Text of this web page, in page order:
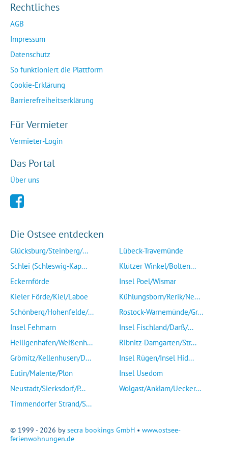
Rechtliches
AGB
Impressum
Datenschutz
So funktioniert die Plattform
Cookie-Erklärung
Barrierefreiheitserklärung
Für Vermieter
Vermieter-Login
Das Portal
Über uns
Die Ostsee entdecken
Glücksburg/Steinberg/...
Schlei (Schleswig-Kap...
Eckernförde
Kieler Förde/Kiel/Laboe
Schönberg/Hohenfelde/...
Insel Fehmarn
Heiligenhafen/Weißenh...
Grömitz/Kellenhusen/D...
Eutin/Malente/Plön
Neustadt/Sierksdorf/P...
Timmendorfer Strand/S...
Lübeck-Travemünde
Klützer Winkel/Bolten...
Insel Poel/Wismar
Kühlungsborn/Rerik/Ne...
Rostock-Warnemünde/Gr...
Insel Fischland/Darß/...
Ribnitz-Damgarten/Str...
Insel Rügen/Insel Hid...
Insel Usedom
Wolgast/Anklam/Uecker...
© 1999 - 2026 bysecra bookings GmbH • www.ostsee-
ferienwohnungen.de